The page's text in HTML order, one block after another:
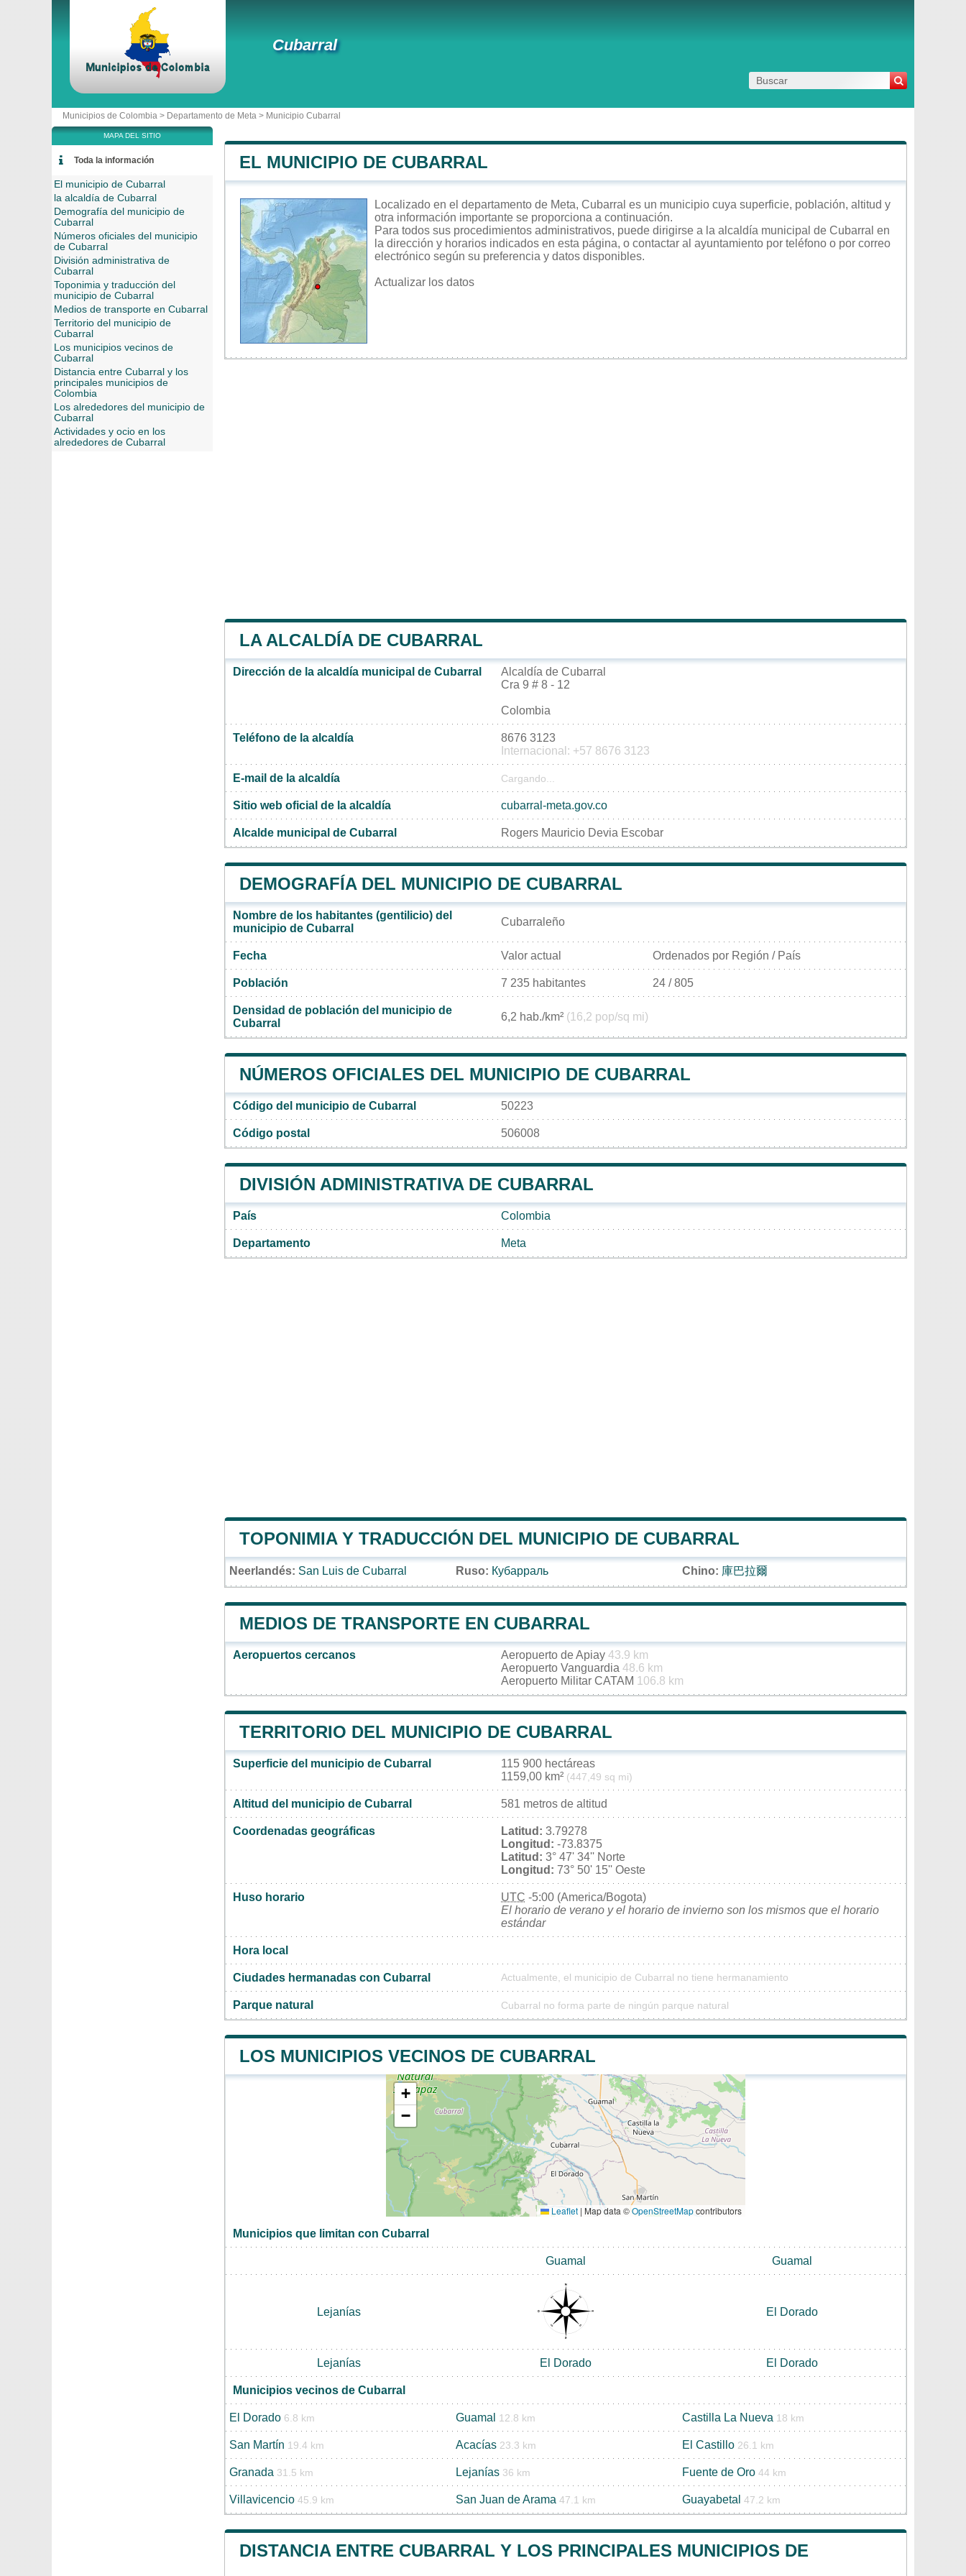
Cubarral
Municipios de Colombia > Departamento de Meta > Municipio Cubarral
EL MUNICIPIO DE CUBARRAL
Localizado en el departamento de Meta, Cubarral es un municipio cuya superficie, población, altitud y
otra información importante se proporciona a continuación.
Para todos sus procedimientos administrativos, puede dirigirse a la alcaldía municipal de Cubarral en
la dirección y horarios indicados en esta página, o contactar al ayuntamiento por teléfono o por correo
electrónico según su preferencia y datos disponibles.
Actualizar los datos
LA ALCALDÍA DE CUBARRAL
Dirección de la alcaldía municipal de Cubarral
Alcaldía de Cubarral
Cra 9 # 8 - 12
Colombia
Teléfono de la alcaldía
8676 3123
Internacional: +57 8676 3123
E-mail de la alcaldía Cargando...
Sitio web oficial de la alcaldía cubarral-meta.gov.co
Alcalde municipal de Cubarral Rogers Mauricio Devia Escobar
DEMOGRAFÍA DEL MUNICIPIO DE CUBARRAL
Nombre de los habitantes (gentilicio) del
municipio de Cubarral
Cubarraleño
Fecha Valor actual Ordenados por Región / País
Población 7 235 habitantes 24 / 805
Densidad de población del municipio de
Cubarral
6,2 hab./km² (16,2 pop/sq mi)
NÚMEROS OFICIALES DEL MUNICIPIO DE CUBARRAL
Código del municipio de Cubarral 50223
Código postal 506008
DIVISIÓN ADMINISTRATIVA DE CUBARRAL
País Colombia
Departamento Meta
TOPONIMIA Y TRADUCCIÓN DEL MUNICIPIO DE CUBARRAL
Neerlandés: San Luis de Cubarral Ruso: Кубарраль Chino: 庫巴拉爾
MEDIOS DE TRANSPORTE EN CUBARRAL
Aeropuertos cercanos Aeropuerto de Apiay 43.9 km
Aeropuerto Vanguardia 48.6 km
Aeropuerto Militar CATAM 106.8 km
TERRITORIO DEL MUNICIPIO DE CUBARRAL
Superficie del municipio de Cubarral
115 900 hectáreas
1159,00 km² (447,49 sq mi)
Altitud del municipio de Cubarral 581 metros de altitud
Coordenadas geográficas Latitud: 3.79278
Longitud: -73.8375
Latitud: 3° 47' 34'' Norte
Longitud: 73° 50' 15'' Oeste
Huso horario UTC -5:00 (America/Bogota)
El horario de verano y el horario de invierno son los mismos que el horario
estándar
Hora local
Ciudades hermanadas con Cubarral Actualmente, el municipio de Cubarral no tiene hermanamiento
Parque natural Cubarral no forma parte de ningún parque natural
LOS MUNICIPIOS VECINOS DE CUBARRAL
+
−
Leaflet | Map data ©OpenStreetMapcontributors
Municipios que limitan con Cubarral
Guamal Guamal
Lejanías El Dorado
Lejanías El Dorado El Dorado
Municipios vecinos de Cubarral
El Dorado 6.8 km Guamal 12.8 km Castilla La Nueva 18 km
San Martín 19.4 km Acacías 23.3 km El Castillo 26.1 km
Granada 31.5 km Lejanías 36 km Fuente de Oro 44 km
Villavicencio 45.9 km San Juan de Arama 47.1 km Guayabetal 47.2 km
DISTANCIA ENTRE CUBARRAL Y LOS PRINCIPALES MUNICIPIOS DE
MAPA DEL SITIO
Toda la información
El municipio de Cubarral
la alcaldía de Cubarral
Demografía del municipio de
Cubarral
Números oficiales del municipio
de Cubarral
División administrativa de
Cubarral
Toponimia y traducción del
municipio de Cubarral
Medios de transporte en Cubarral
Territorio del municipio de
Cubarral
Los municipios vecinos de
Cubarral
Distancia entre Cubarral y los
principales municipios de
Colombia
Los alrededores del municipio de
Cubarral
Actividades y ocio en los
alrededores de Cubarral